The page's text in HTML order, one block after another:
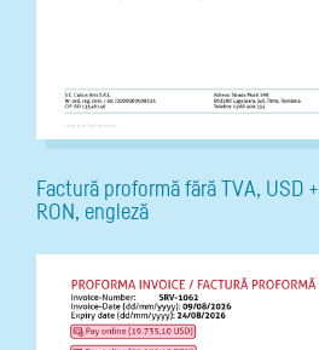
Factură proformă fără TVA, USD +
RON, engleză